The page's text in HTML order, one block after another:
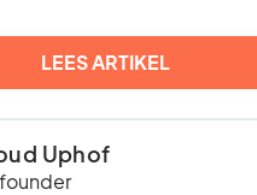
LEES ARTIKEL
Uphof